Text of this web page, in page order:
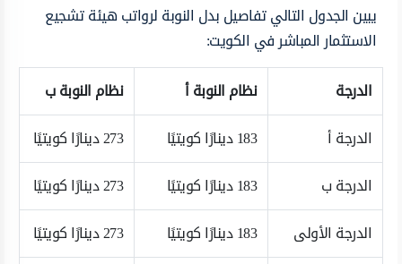
يبين الجدول التالي تفاصيل بدل النوبة لرواتب هيئة تشجيع
الاستثمار المباشر في الكويت:
الدرجة
نظام النوبة أ
نظام النوبة ب
الدرجة أ
183 دينارًا كويتيًا
273 دينارًا كويتيًا
الدرجة ب
183 دينارًا كويتيًا
273 دينارًا كويتيًا
الدرجة الأولى
183 دينارًا كويتيًا
273 دينارًا كويتيًا